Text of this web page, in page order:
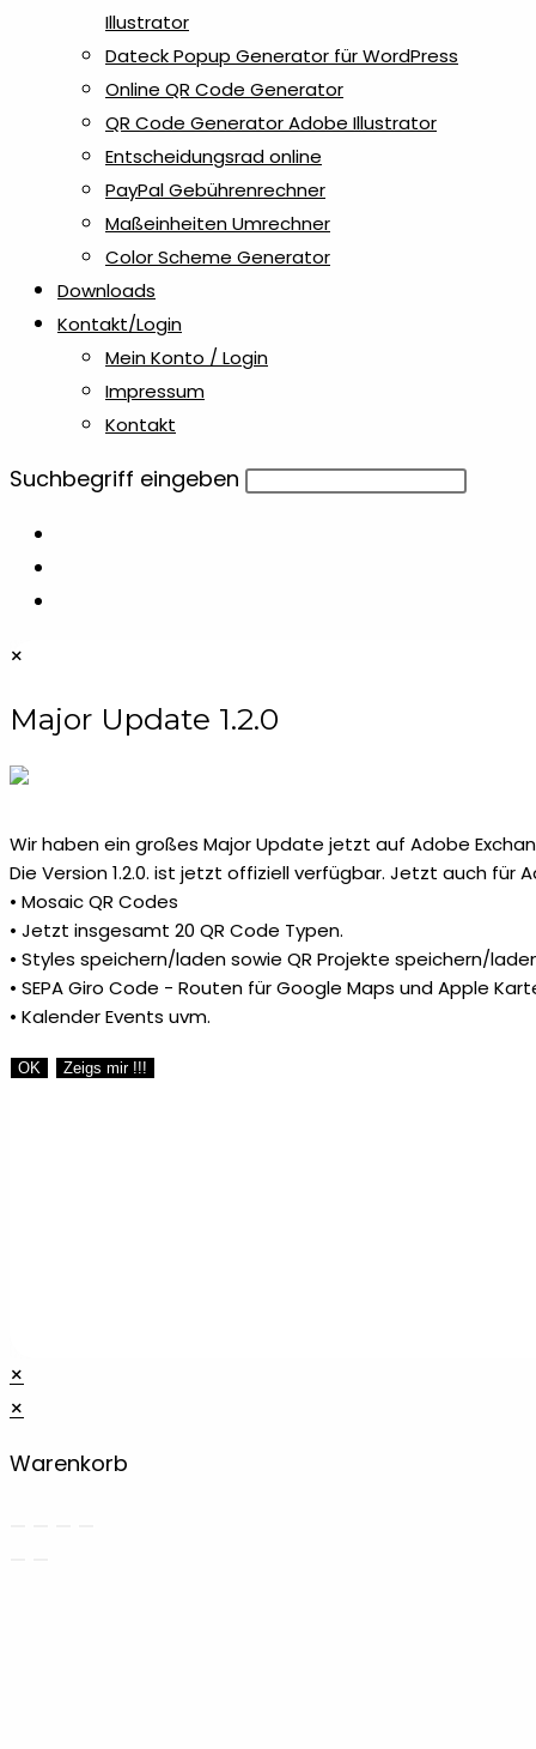
Illustrator
Dateck Popup Generator für WordPress
Online QR Code Generator
QR Code Generator Adobe Illustrator
Entscheidungsrad online
PayPal Gebührenrechner
Maßeinheiten Umrechner
Color Scheme Generator
Downloads
Kontakt/Login
Mein Konto / Login
Impressum
Kontakt
Diese
durchsuchen
Suchbegriff eingeben
×
Major Update 1.2.0
Wir haben ein großes Major Update jetzt auf Adobe
Die Version 1.2.0. ist jetzt offiziell verfügbar. Jetzt auch für
• Mosaic QR Codes
• Jetzt insgesamt 20 QR Code Typen.
• Styles speichern/laden sowie QR Projekte speichern/
• SEPA Giro Code - Routen für Google Maps und Apple
• Kalender Events uvm.
OK Zeigs mir !!!
×
×
Warenkorb